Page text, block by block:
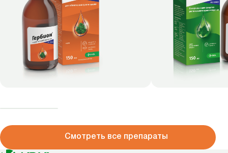
Смотреть все препараты